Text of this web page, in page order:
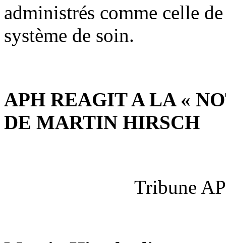
administrés comme celle
système de soin.
APH REAGIT A LA «
DE MARTIN HIRSCH
Tribune